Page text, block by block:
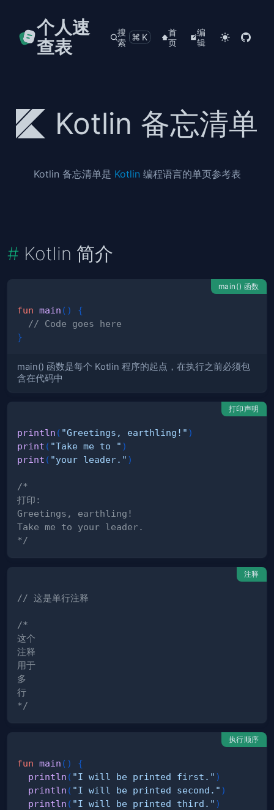
个人速
查表
搜
索 ⌘K
首
页
编
辑
Kotlin 备忘清单
Kotlin 备忘清单是 Kotlin 编程语言的单页参考表
Kotlin 简介
main() 函数
fun main ( )
{
// Code goes here
}
main() 函数是每个 Kotlin 程序的起点，在执行之前必须包
含在代码中
打印声明
println ( "Greetings, earthling!" )
print ( "Take me to " )
print ( "your leader." )
*/
注释
// 这是单行注释
*/
执行顺序
fun main ( )
{
println ( "I will be printed first." )
println ( "I will be printed second." )
println ( "I will be printed third." )